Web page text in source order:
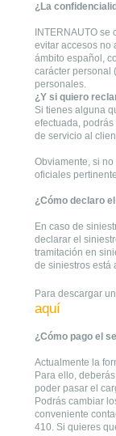
¿La
INTERNAUTO
evitar accesos no
ámbito español,
carácter personal
personales.
¿Y si quiero
Si tienes alguna
efectuada,
de servicio al
Obviamente, si
oficiales
¿Cómo declaro
En caso de
declarar el
tramitación en
de siniestros está
Para descargar
aquí
¿Cómo pago el
Actualmente la
Para ello,
poder pasar el
Podrás cambiar
conveniente
410. Si quieres